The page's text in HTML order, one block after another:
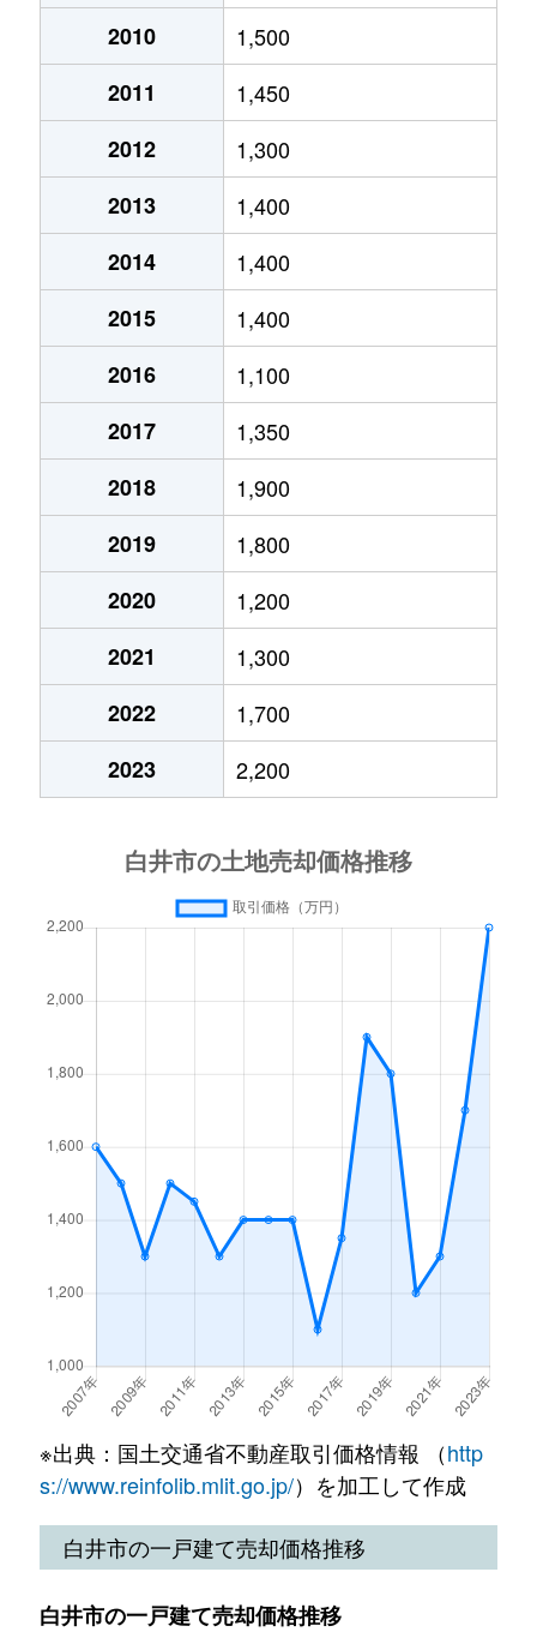
2010
1,500
2011
1,450
2012
1,300
2013
1,400
2014
1,400
2015
1,400
2016
1,100
2017
1,350
2018
1,900
2019
1,800
2020
1,200
2021
1,300
2022
1,700
2023
2,200
※出典：国土交通省不動産取引価格情報 （http
s://www.reinfolib.mlit.go.jp/）を加工して作成
白井市の一戸建て売却価格推移
白井市の一戸建て売却価格推移